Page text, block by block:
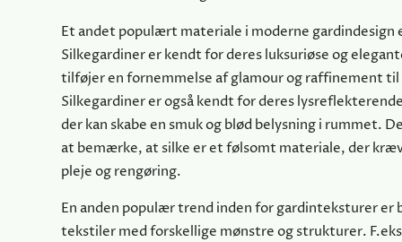
Et andet populært materiale i moderne gardindesign
Silkegardiner er kendt for deres luksuriøse og
tilføjer en fornemmelse af glamour og raffinement
Silkegardiner er også kendt for deres
der kan skabe en smuk og blød belysning i rummet.
at bemærke, at silke er et følsomt materiale, der
pleje og rengøring.
En anden populær trend inden for gardinteksturer er
tekstiler med forskellige mønstre og strukturer.